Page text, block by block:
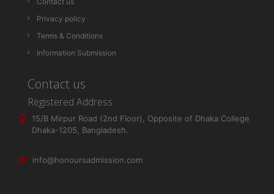
Privacy policy
Terms & Conditions
Information Submission
Contact us
Registered Address
15/B Mirpur Road (2nd Floor), Opposite of Dhaka College
Dhaka-1205, Bangladesh.
info@honoursadmission.com